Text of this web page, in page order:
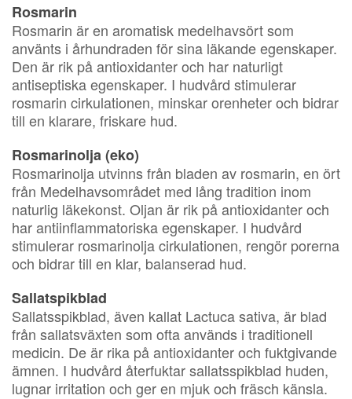
Rosmarin
Rosmarin är en aromatisk medelhavsört som
använts i århundraden för sina läkande egenskaper.
Den är rik på antioxidanter och har naturligt
antiseptiska egenskaper. I hudvård stimulerar
rosmarin cirkulationen, minskar orenheter och bidrar
till en klarare, friskare hud.
Rosmarinolja (eko)
Rosmarinolja utvinns från bladen av rosmarin, en ört
från Medelhavsområdet med lång tradition inom
naturlig läkekonst. Oljan är rik på antioxidanter och
har antiinflammatoriska egenskaper. I hudvård
stimulerar rosmarinolja cirkulationen, rengör porerna
och bidrar till en klar, balanserad hud.
Sallatspikblad
Sallatsspikblad, även kallat Lactuca sativa, är blad
från sallatsväxten som ofta används i traditionell
medicin. De är rika på antioxidanter och fuktgivande
ämnen. I hudvård återfuktar sallatsspikblad huden,
lugnar irritation och ger en mjuk och fräsch känsla.